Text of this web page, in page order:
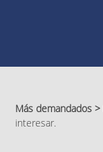
Más demandados >
interesar.